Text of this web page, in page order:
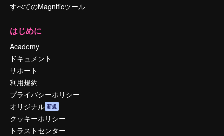
すべてのMagnificツール
はじめに
Academy
ドキュメント
サポート
利用規約
プライバシーポリシー
オリジナル 新規
クッキーポリシー
トラストセンター